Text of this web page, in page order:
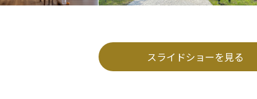
スライドショーを見る